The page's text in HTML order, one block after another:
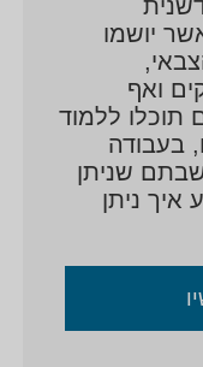
יושמו
ואף
תוכלו ללמוד
בעבודה
שניתן
ניתן